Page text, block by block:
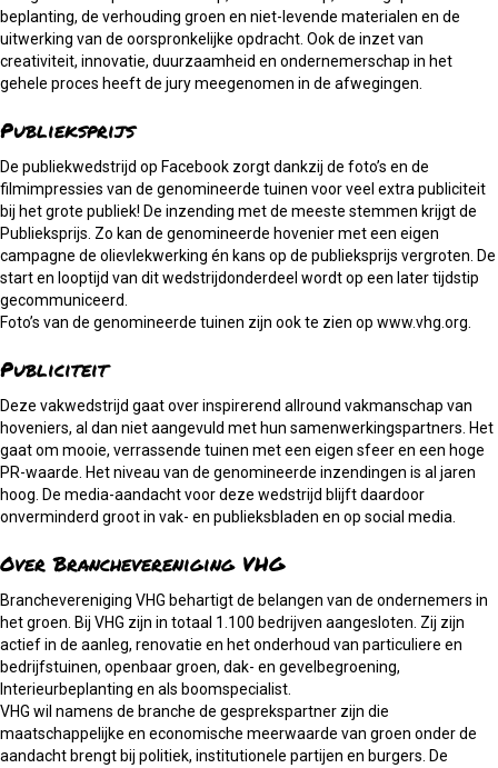
beplanting, de verhouding groen en niet-levende materialen en de
uitwerking van de oorspronkelijke opdracht. Ook de inzet van
creativiteit, innovatie, duurzaamheid en ondernemerschap in het
gehele proces heeft de jury meegenomen in de afwegingen.
Publieksprijs
De publiekwedstrijd op Facebook zorgt dankzij de foto’s en de
filmimpressies van de genomineerde tuinen voor veel extra publiciteit
bij het grote publiek! De inzending met de meeste stemmen krijgt de
Publieksprijs. Zo kan de genomineerde hovenier met een eigen
campagne de olievlekwerking én kans op de publieksprijs vergroten. De
start en looptijd van dit wedstrijdonderdeel wordt op een later tijdstip
gecommuniceerd.
Foto’s van de genomineerde tuinen zijn ook te zien op www.vhg.org.
Publiciteit
Deze vakwedstrijd gaat over inspirerend allround vakmanschap van
hoveniers, al dan niet aangevuld met hun samenwerkingspartners. Het
gaat om mooie, verrassende tuinen met een eigen sfeer en een hoge
PR-waarde. Het niveau van de genomineerde inzendingen is al jaren
hoog. De media-aandacht voor deze wedstrijd blijft daardoor
onverminderd groot in vak- en publieksbladen en op social media.
Over Branchevereniging VHG
Branchevereniging VHG behartigt de belangen van de ondernemers in
het groen. Bij VHG zijn in totaal 1.100 bedrijven aangesloten. Zij zijn
actief in de aanleg, renovatie en het onderhoud van particuliere en
bedrijfstuinen, openbaar groen, dak- en gevelbegroening,
Interieurbeplanting en als boomspecialist.
VHG wil namens de branche de gesprekspartner zijn die
maatschappelijke en economische meerwaarde van groen onder de
aandacht brengt bij politiek, institutionele partijen en burgers. De